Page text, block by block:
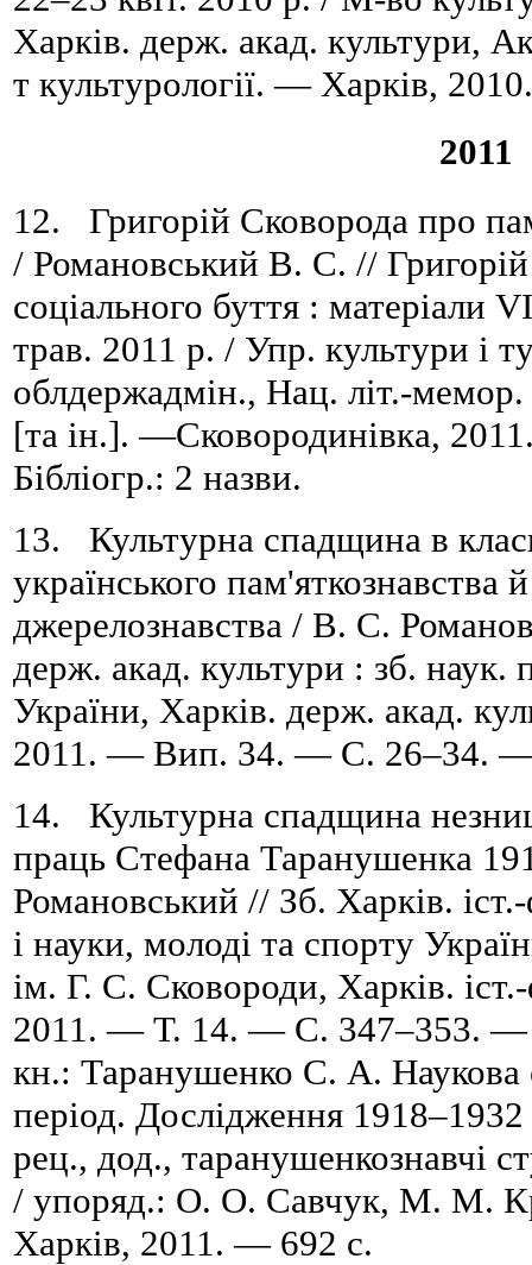
Харків. держ. акад. культури,
т культурології. — Харків,
2011
12. Григорій Сковорода про
/ Романовський В. С. //
соціального буття : матеріали
трав. 2011 р. / Упр. культури і
облдержадмін., Нац. літ.-
[та ін.]. —Сковородинівка,
Бібліогр.: 2 назви.
13. Культурна спадщина в
українського пам'яткознавства
джерелознавства / В. С.
держ. акад. культури : зб.
України, Харків. держ. акад.
2011. — Вип. 34. — C. 26–34. —
14. Культурна спадщина
праць Стефана Таранушенка
Романовський // Зб. Харків.
і науки, молоді та спорту
ім. Г. С. Сковороди, Харків.
2011. — Т. 14. — С. 347–353. —
кн.: Таранушенко С. А. Наукова
період. Дослідження
рец., дод., таранушенкознавчі
/ упоряд.: О. О. Савчук, М. М.
Харків, 2011. — 692 с.